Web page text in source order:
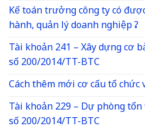
Kế toán trưởng công ty có
hành, quản lý doanh nghiệp ?
Tài khoản 241 – Xây dựng cơ
số 200/2014/TT-BTC
Cách thêm mới cơ cấu tổ
Tài khoản 229 – Dự phòng
số 200/2014/TT-BTC